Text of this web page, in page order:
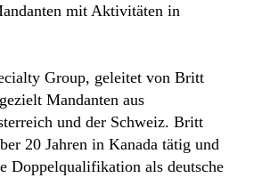
mit Aktivitäten in
Group, geleitet von Britt
Mandanten aus
und der Schweiz. Britt
20 Jahren in Kanada tätig und
Doppelqualifikation als deutsche